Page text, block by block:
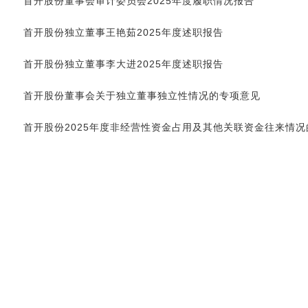
首开股份独立董事王艳茹2025年度述职报告
首开股份独立董事李大进2025年度述职报告
首开股份董事会关于独立董事独立性情况的专项意见
首开股份2025年度非经营性资金占用及其他关联资金往来情况